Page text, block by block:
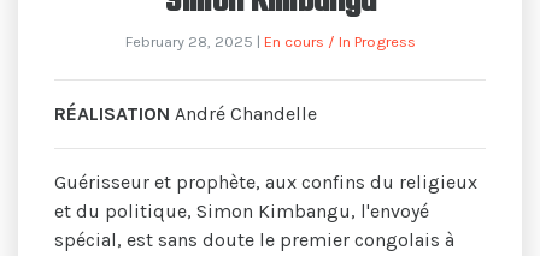
February 28, 2025 | En cours / In Progress
RÉALISATION André Chandelle
Guérisseur et prophète, aux confins du religieux
et du politique, Simon Kimbangu, l'envoyé
spécial, est sans doute le premier congolais à